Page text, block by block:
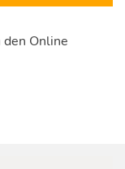
den Online